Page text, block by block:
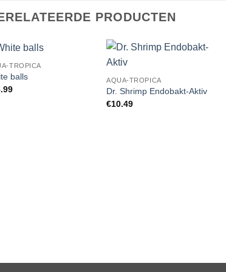
PRODUCTEN
TROPICA
balls
AQUA-TROPICA
Dr. Shrimp Endobakt-Aktiv
€10.49